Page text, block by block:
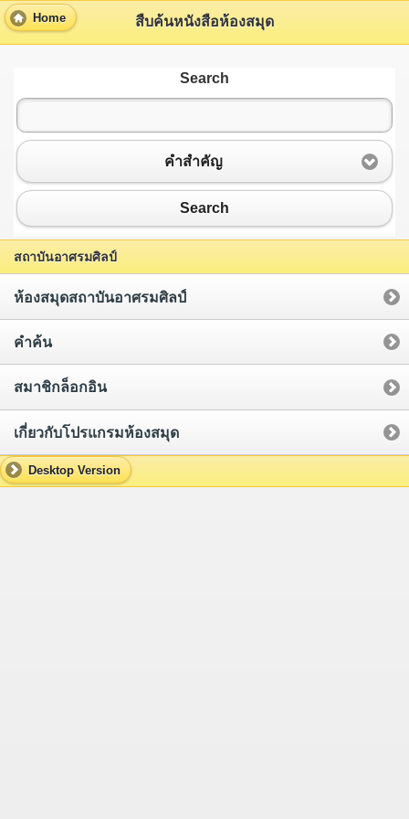
Home สืบค้นหนังสือห้องสมุด
Search
คำสำคัญ
Search
สถาบันอาศรมศิลป์
ห้องสมุดสถาบันอาศรมศิลป์
คำค้น
สมาชิกล็อกอิน
เกี่ยวกับโปรแกรมห้องสมุด
Desktop Version